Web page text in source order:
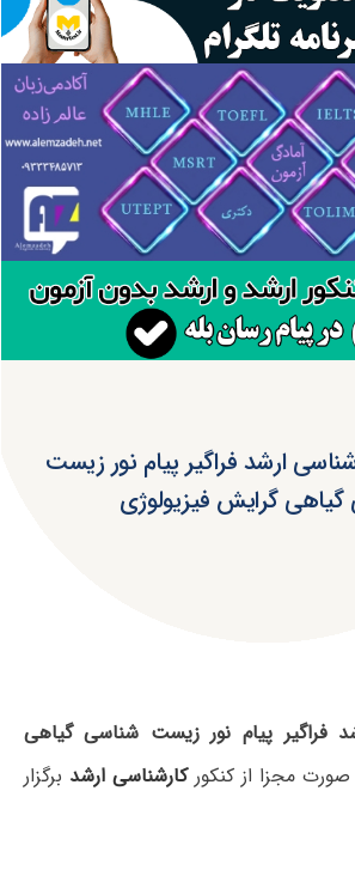
ارشد فراگیر پیام نور زیست
گرایش فیزیولوژی
فراگیر پیام نور زیست شناسی گیاهی
صورت مجزا از کنکورکارشناسی ارشد برگزار